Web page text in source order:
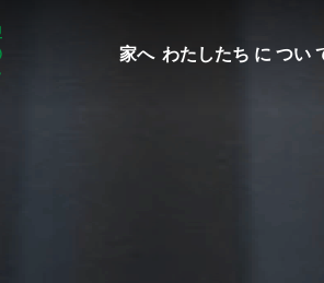
家へ わたしたち に つい